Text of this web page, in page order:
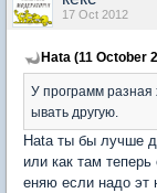
17 Oct 2012
Hata (11 October
У программ
ывать другую.
Hata ты бы лучше
или как там
еняю если надо эт